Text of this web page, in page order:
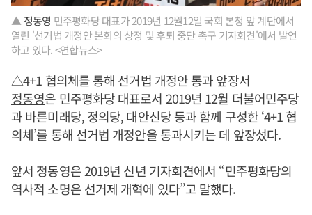
▲ 정동영 민주평화당 대표가 2019년 12월12일 국회 본청 앞 계단에서
열린 '선거법 개정안 본회의 상정 및 후퇴 중단 촉구 기자회견'에서 발언
하고 있다. <연합뉴스>
△4+1 협의체를 통해 선거법 개정안 통과 앞장서
정동영은 민주평화당 대표로서 2019년 12월 더불어민주당
과 바른미래당, 정의당, 대안신당 등과 함께 구성한 ‘4+1 협
의체’를 통해 선거법 개정안을 통과시키는 데 앞장섰다.
앞서 정동영은 2019년 신년 기자회견에서 “민주평화당의
역사적 소명은 선거제 개혁에 있다”고 말했다.